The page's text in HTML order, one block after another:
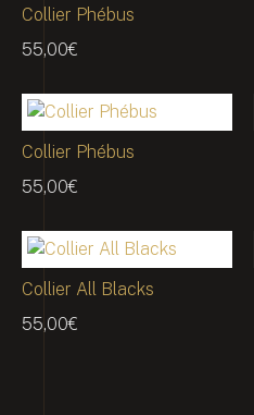
Collier Phébus
55,00€
Collier Phébus
55,00€
Collier All Blacks
55,00€